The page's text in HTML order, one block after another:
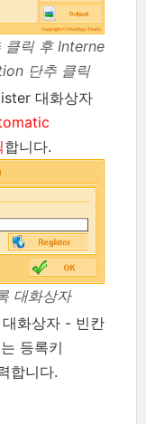
클릭 후 Interne
단추 클릭
대화상자
합니다.
대화상자
화상자 - 빈칸
등록키
합니다.